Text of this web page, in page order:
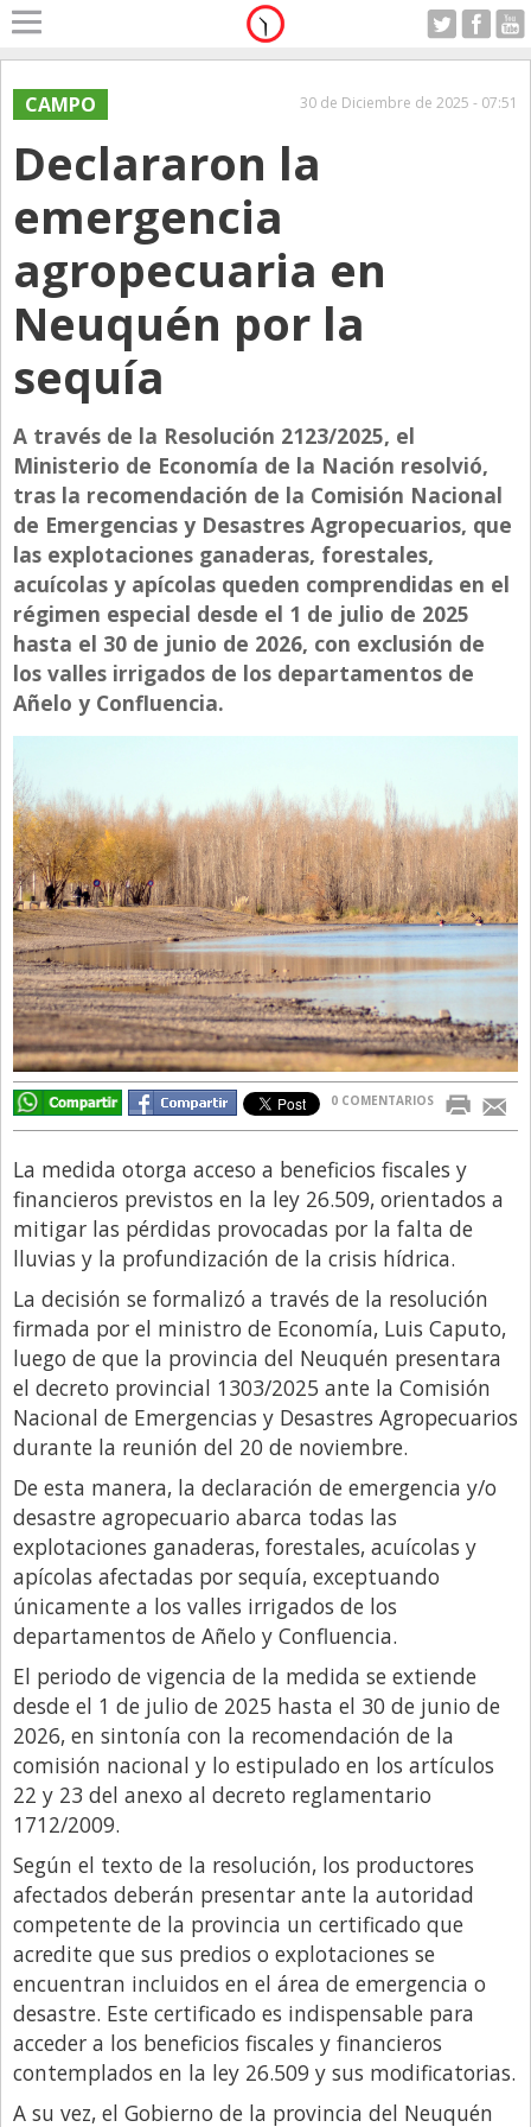
Home
A Motor
Alerta
Anticipo
Campo
Carrera & Emprendedores
Club House
Coleccionistas
Con Estilo
De Bolsillo
Diarios de Argentina
Diarios del Mundo
Directivos
Ecología y Ambiente
Economía
El Experto
Entrevista
Entrevista Exclusiva
Finanzas
Gastronomia
Internacionales
La Opinión del Director
Legales
Libro de Quejas
Millonarios
Minuto Lanzamiento
Negocios
Opinion
País
Política
Publicidad y Marketing
Real Estate y Propiedades
Responsabilidad Social
Salidas
Santa Fe
Show Business
Sociedad
Tecnología
Tendencias
Viajes
CAMPO 30 de Diciembre de 2025 - 07:51
Declararon la
emergencia
agropecuaria en
Neuquén por la
sequía
A través de la Resolución 2123/2025, el
Ministerio de Economía de la Nación resolvió,
tras la recomendación de la Comisión Nacional
de Emergencias y Desastres Agropecuarios, que
las explotaciones ganaderas, forestales,
acuícolas y apícolas queden comprendidas en el
régimen especial desde el 1 de julio de 2025
hasta el 30 de junio de 2026, con exclusión de
los valles irrigados de los departamentos de
Añelo y Confluencia.
0 COMENTARIOS
La medida otorga acceso a beneficios fiscales y
financieros previstos en la ley 26.509, orientados a
mitigar las pérdidas provocadas por la falta de
lluvias y la profundización de la crisis hídrica.
La decisión se formalizó a través de la resolución
firmada por el ministro de Economía, Luis Caputo,
luego de que la provincia del Neuquén presentara
el decreto provincial 1303/2025 ante la Comisión
Nacional de Emergencias y Desastres Agropecuarios
durante la reunión del 20 de noviembre.
De esta manera, la declaración de emergencia y/o
desastre agropecuario abarca todas las
explotaciones ganaderas, forestales, acuícolas y
apícolas afectadas por sequía, exceptuando
únicamente a los valles irrigados de los
departamentos de Añelo y Confluencia.
El periodo de vigencia de la medida se extiende
desde el 1 de julio de 2025 hasta el 30 de junio de
2026, en sintonía con la recomendación de la
comisión nacional y lo estipulado en los artículos
22 y 23 del anexo al decreto reglamentario
1712/2009.
Según el texto de la resolución, los productores
afectados deberán presentar ante la autoridad
competente de la provincia un certificado que
acredite que sus predios o explotaciones se
encuentran incluidos en el área de emergencia o
desastre. Este certificado es indispensable para
acceder a los beneficios fiscales y financieros
contemplados en la ley 26.509 y sus modificatorias.
A su vez, el Gobierno de la provincia del Neuquén